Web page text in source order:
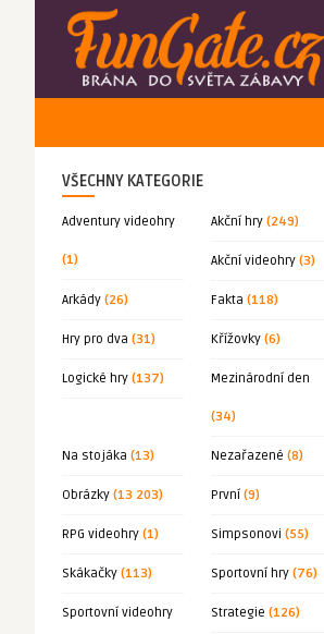
VŠECHNY KATEGORIE
Adventury videohry
(1)
Akční hry (249)
Akční videohry (3)
Arkády (26) Fakta (118)
Hry pro dva (31) Křížovky (6)
Logické hry (137) Mezinárodní den
(34)
Na stojáka (13) Nezařazené (8)
Obrázky (13 203) První (9)
RPG videohry (1) Simpsonovi (55)
Skákačky (113) Sportovní hry (76)
Sportovní videohry Strategie (126)